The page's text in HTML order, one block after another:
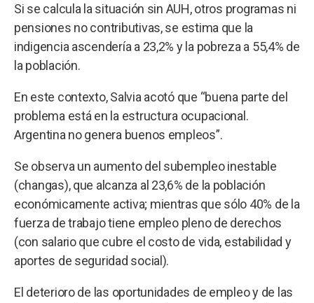
Si se calcula la situación sin AUH, otros programas ni
pensiones no contributivas, se estima que la
indigencia ascendería a 23,2% y la pobreza a 55,4% de
la población.
En este contexto, Salvia acotó que “buena parte del
problema está en la estructura ocupacional.
Argentina no genera buenos empleos”.
Se observa un aumento del subempleo inestable
(changas), que alcanza al 23,6% de la población
económicamente activa; mientras que sólo 40% de la
fuerza de trabajo tiene empleo pleno de derechos
(con salario que cubre el costo de vida, estabilidad y
aportes de seguridad social).
El deterioro de las oportunidades de empleo y de las